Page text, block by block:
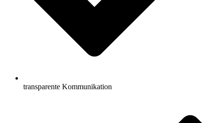
transparente Kommunikation